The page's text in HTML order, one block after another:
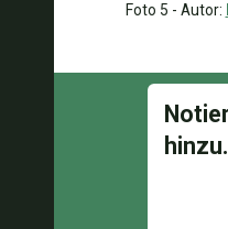
Foto 5 - Autor: